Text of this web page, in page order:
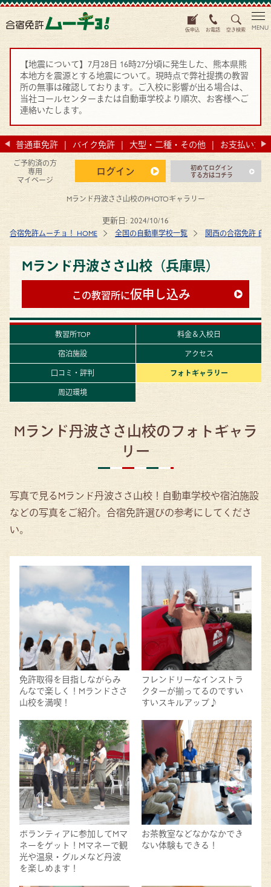
仮申込 お電話 空き検索
【地震について】7月28日 16時27分頃に発生した、熊本県熊
本地方を震源とする地震について。現時点で弊社提携の教習
所の無事は確認しております。ご入校に影響が出る場合は、
当社コールセンターまたは自動車学校より順次、お客様へご
連絡いたします。
普通車免許 バイク免許 大型・二種・その他 お支払い方法
ご予約済の方
専用
マイページ
ログイン
初めてログイン
する方はコチラ
MENU
Mランド丹波ささ山校のPHOTOギャラリー
更新日: 2024/10/16
合宿免許ムーチョ！ HOME 全国の自動車学校一覧 関西の合宿免許 自
Mランド丹波ささ山校（兵庫県）
この教習所に仮申し込み
教習所TOP
料金＆入校日
宿泊施設
アクセス
口コミ・評判
フォトギャラリー
周辺環境
Mランド丹波ささ山校のフォトギャラ
リー
写真で見るMランド丹波ささ山校！自動車学校や宿泊施設
などの写真をご紹介。合宿免許選びの参考にしてくださ
い。
免許取得を目指しながらみ
んなで楽しく！Mランドささ
山校を満喫！
フレンドリーなインストラ
クターが揃ってるのですい
すいスキルアップ♪
ボランティアに参加してMマ
ネーをゲット！Mマネーで観
光や温泉・グルメなど丹波
を楽しめます！
お茶教室などなかなかでき
ない体験もできる！